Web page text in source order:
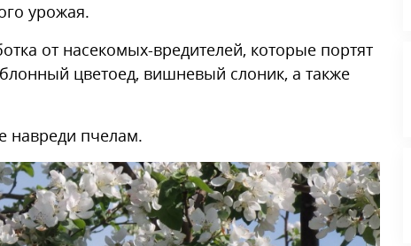
урожая.
от насекомых-вредителей, которые портят
цветоед, вишневый слоник, а также
навреди пчелам.